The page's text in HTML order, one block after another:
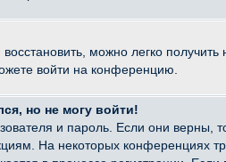
можно легко
войти на конференцию.
но не могу войти!
и пароль. Если они верны,
На некоторых конференциях